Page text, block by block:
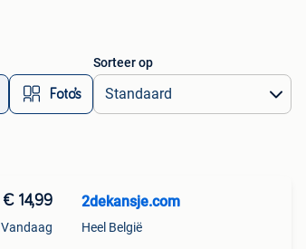
Foto’s
Sorteer op
€ 14,99
Vandaag
2dekansje.com
Heel België